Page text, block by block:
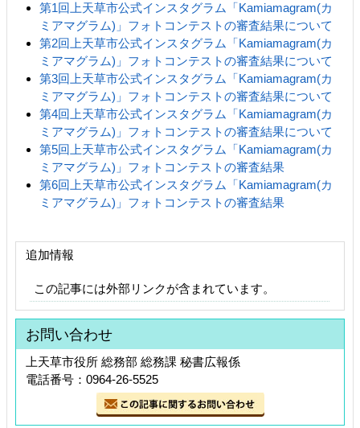
第1回上天草市公式インスタグラム「Kamiamagram(カ
ミアマグラム)」フォトコンテストの審査結果について
第2回上天草市公式インスタグラム「Kamiamagram(カ
ミアマグラム)」フォトコンテストの審査結果について
第3回上天草市公式インスタグラム「Kamiamagram(カ
ミアマグラム)」フォトコンテストの審査結果について
第4回上天草市公式インスタグラム「Kamiamagram(カ
ミアマグラム)」フォトコンテストの審査結果について
第5回上天草市公式インスタグラム「Kamiamagram(カ
ミアマグラム)」フォトコンテストの審査結果
第6回上天草市公式インスタグラム「Kamiamagram(カ
ミアマグラム)」フォトコンテストの審査結果
追加情報
この記事には外部リンクが含まれています。
お問い合わせ
上天草市役所 総務部 総務課 秘書広報係
電話番号：0964-26-5525